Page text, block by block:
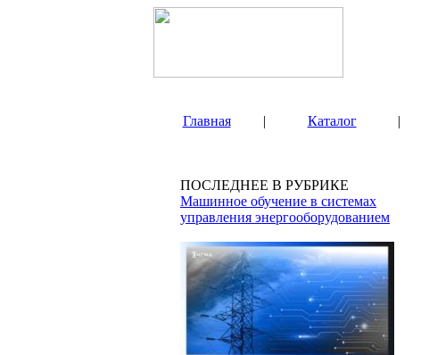
Главная | Каталог |
ПОСЛЕДНЕЕ В РУБРИКЕ
Машинное обучение в системах
управления энергооборудованием